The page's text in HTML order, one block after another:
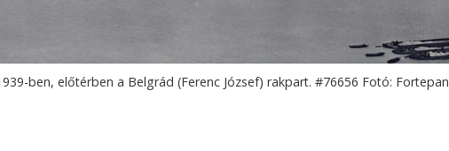
ben, előtérben a Belgrád (Ferenc József) rakpart. #76656 Fotó: Fortepan